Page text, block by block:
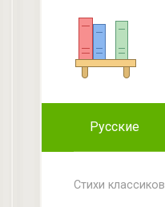
Русские
Стихи классиков